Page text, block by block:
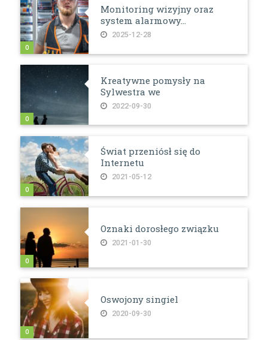
Monitoring wizyjny oraz
system alarmowy...
2025-12-28
0
Kreatywne pomysły na
Sylwestra we
2022-09-30
0
Świat przeniósł się do
Internetu
2021-05-12
0
Oznaki dorosłego związku
2021-01-30
0
Oswojony singiel
2020-09-30
0